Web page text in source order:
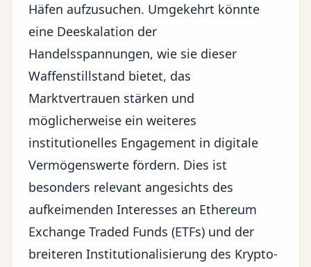
Häfen aufzusuchen. Umgekehrt könnte
eine Deeskalation der
Handelsspannungen, wie sie dieser
Waffenstillstand bietet, das
Marktvertrauen stärken und
möglicherweise ein weiteres
institutionelles Engagement in digitale
Vermögenswerte fördern. Dies ist
besonders relevant angesichts des
aufkeimenden Interesses an Ethereum
Exchange Traded Funds (ETFs) und der
breiteren Institutionalisierung des Krypto-